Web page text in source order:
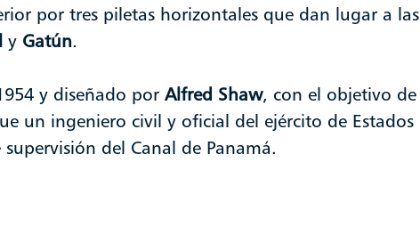
por tres piletas horizontales que dan lugar a las
y Gatún.
y diseñado porAlfred Shaw, con el objetivo de
un ingeniero civil y oficial del ejército de Estados
del Canal de Panamá.